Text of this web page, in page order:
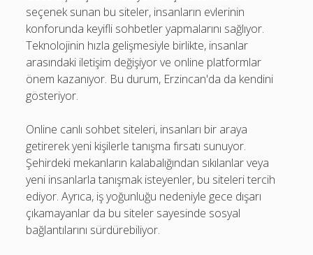
seçenek sunan bu siteler, insanların evlerinin
konforunda keyifli sohbetler yapmalarını sağlıyor.
Teknolojinin hızla gelişmesiyle birlikte, insanlar
arasındaki iletişim değişiyor ve online platformlar
önem kazanıyor. Bu durum, Erzincan'da da kendini
gösteriyor.
Online canlı sohbet siteleri, insanları bir araya
getirerek yeni kişilerle tanışma fırsatı sunuyor.
Şehirdeki mekanların kalabalığından sıkılanlar veya
yeni insanlarla tanışmak isteyenler, bu siteleri tercih
ediyor. Ayrıca, iş yoğunluğu nedeniyle gece dışarı
çıkamayanlar da bu siteler sayesinde sosyal
bağlantılarını sürdürebiliyor.